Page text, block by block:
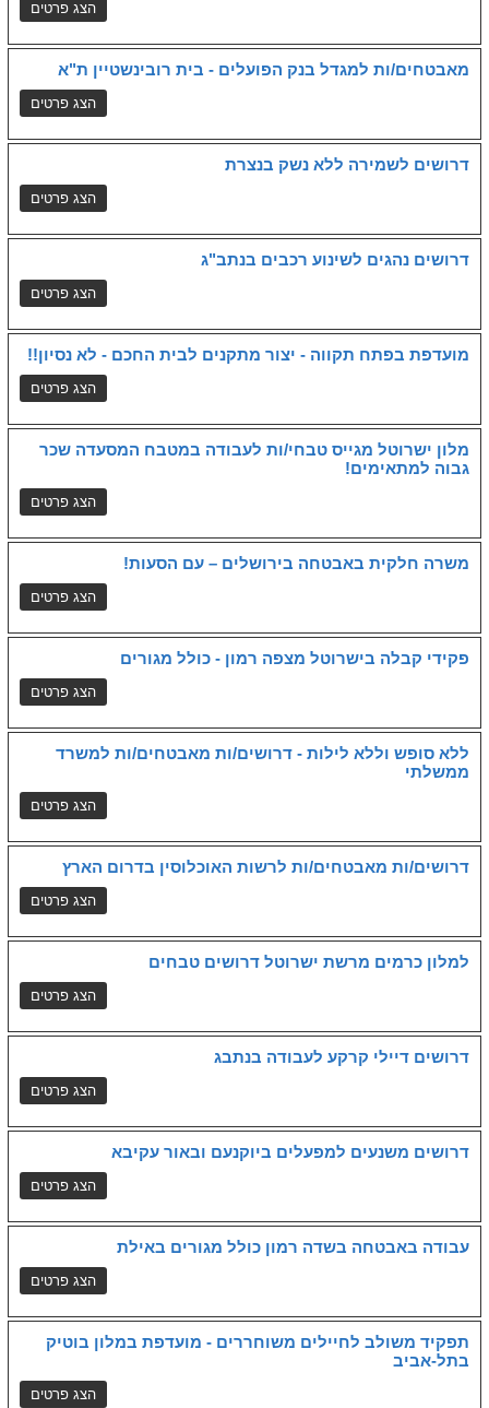
מאבטחים/ות למגדל בנק הפועלים - בית רובינשטיין ת"א
דרושים לשמירה ללא נשק בנצרת
דרושים נהגים לשינוע רכבים בנתב"ג
מועדפת בפתח תקווה - יצור מתקנים לבית החכם - לא נסיון!!
מלון ישרוטל מגייס טבחי/ות לעבודה במטבח המסעדה שכר
גבוה למתאימים!
משרה חלקית באבטחה בירושלים – עם הסעות!
פקידי קבלה בישרוטל מצפה רמון - כולל מגורים
ללא סופש וללא לילות - דרושים/ות מאבטחים/ות למשרד
ממשלתי
דרושים/ות מאבטחים/ות לרשות האוכלוסין בדרום הארץ
למלון כרמים מרשת ישרוטל דרושים טבחים
דרושים דיילי קרקע לעבודה בנתבג
דרושים משנעים למפעלים ביוקנעם ובאור עקיבא
עבודה באבטחה בשדה רמון כולל מגורים באילת
תפקיד משולב לחיילים משוחררים - מועדפת במלון בוטיק
בתל-אביב